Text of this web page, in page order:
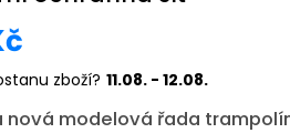
zboží? 11.08. - 12.08.
nová modelová řada